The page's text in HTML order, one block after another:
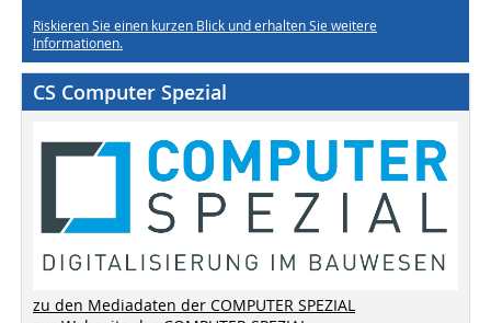
Riskieren Sie einen kurzen Blick und erhalten Sie weitere
Informationen.
CS Computer Spezial
zu den Mediadaten der COMPUTER SPEZIAL